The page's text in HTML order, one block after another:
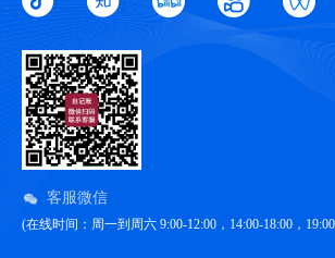
客服微信
(在线时间：周一到周六 9:00-12:00，14:00-18:00，